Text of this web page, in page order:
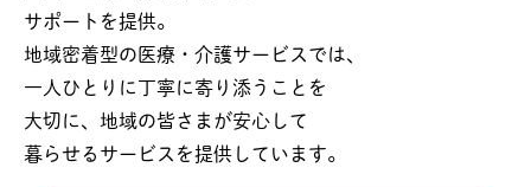
サポートを提供。
地域密着型の医療・介護サービスでは、
一人ひとりに丁寧に寄り添うことを
大切に、地域の皆さまが安心して
暮らせるサービスを提供しています。